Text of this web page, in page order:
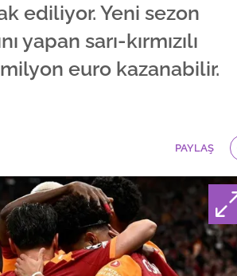
ediliyor. Yeni sezon
yapan sarı-kırmızılı
euro kazanabilir.
PAYLAŞ